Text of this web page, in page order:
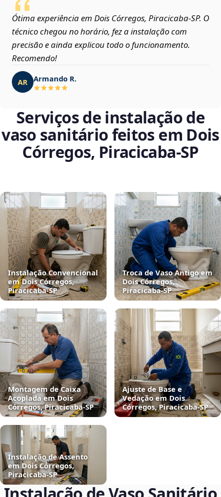
Ótima experiência em Dois Córregos, Piracicaba‑SP. O
técnico chegou no horário, fez a instalação com
precisão e ainda explicou todo o funcionamento.
Recomendo!
AR Armando R.
Serviços de instalação de
vaso sanitário feitos em Dois
Córregos, Piracicaba‑SP
Instalação Convencional
em Dois Córregos,
Piracicaba‑SP
Troca de Vaso Antigo em
Dois Córregos,
Piracicaba‑SP
Montagem de Caixa
Acoplada em Dois
Córregos, Piracicaba‑SP
Ajuste de Base e
Vedação em Dois
Córregos, Piracicaba‑SP
Instalação de Assento
em Dois Córregos,
Piracicaba‑SP